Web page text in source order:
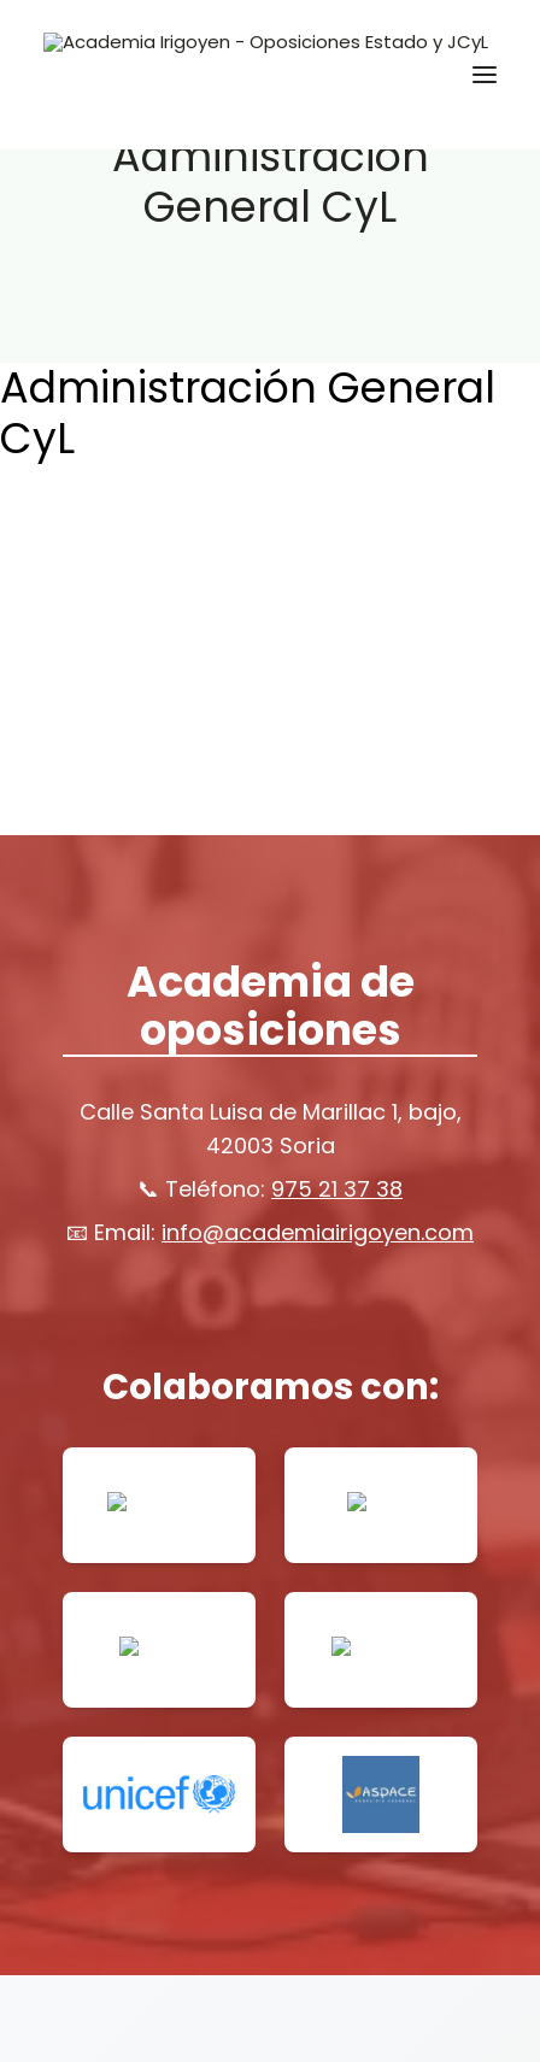
Preguntas Frecuentes
Administración
General CyL
Administración General
CyL
Academia de
oposiciones
Calle Santa Luisa de Marillac 1, bajo,
42003 Soria
📞 Teléfono: 975 21 37 38
📧 Email: info@academiairigoyen.com
Colaboramos con: